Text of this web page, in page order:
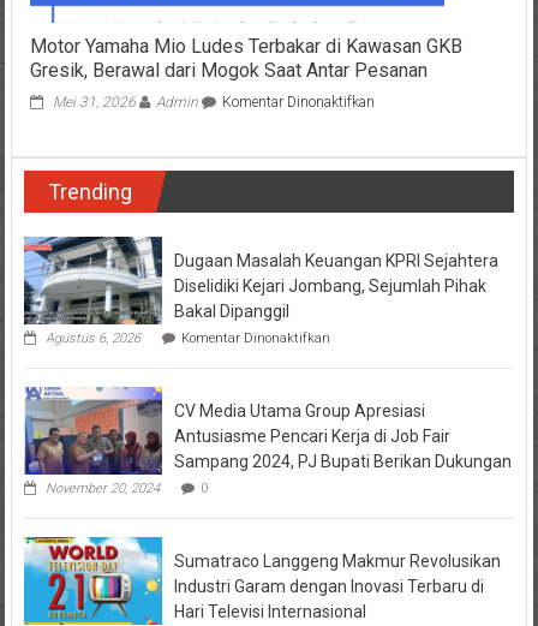
Motor Yamaha Mio Ludes Terbakar di Kawasan GKB
Gresik, Berawal dari Mogok Saat Antar Pesanan
Mei 31, 2026 Admin Komentar Dinonaktifkanpada
Kawasan
Gresik,
Antar
Trending
Dugaan Masalah Keuangan KPRI Sejahtera
Diselidiki Kejari Jombang, Sejumlah Pihak
Bakal Dipanggil
Agustus 6, 2026 Komentar Dinonaktifkanpada
Masalah
KPRI
Sejahtera
Diselidiki
Kejari
Pihak
Dipanggil
CV Media Utama Group Apresiasi
Antusiasme Pencari Kerja di Job Fair
Sampang 2024, PJ Bupati Berikan Dukungan
November 20, 2024 0
Sumatraco Langgeng Makmur Revolusikan
Industri Garam dengan Inovasi Terbaru di
Hari Televisi Internasional